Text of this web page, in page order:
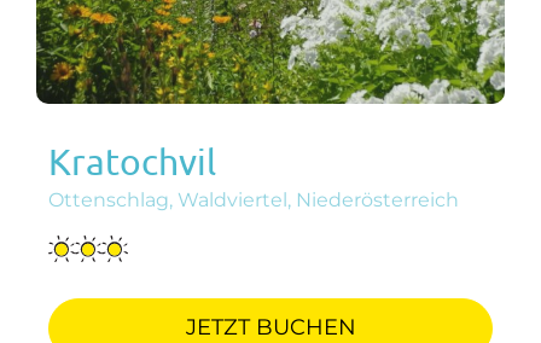
Kratochvil
Ottenschlag, Waldviertel, Niederösterreich
JETZT BUCHEN